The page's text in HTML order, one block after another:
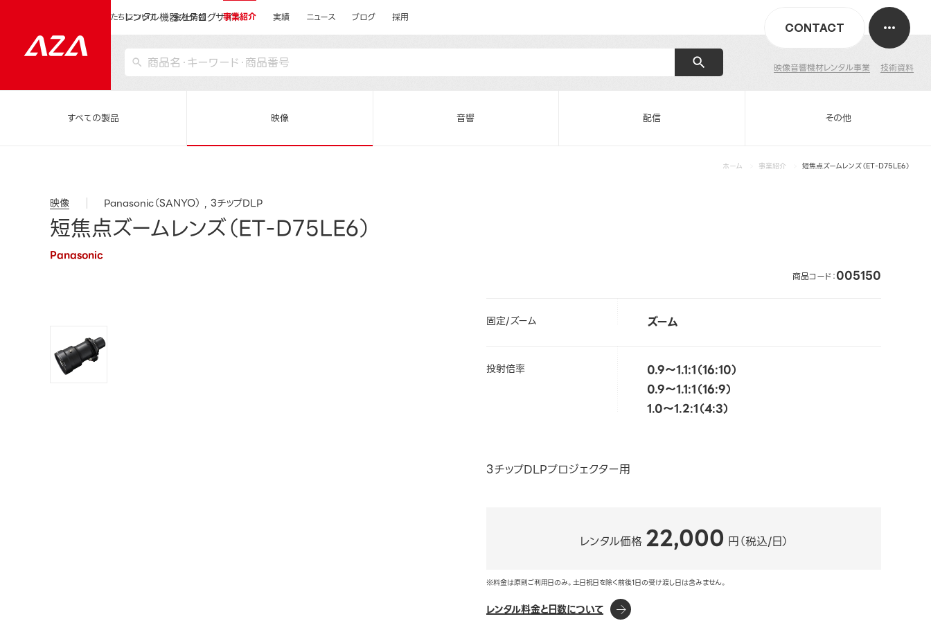
レンタル機器カタログサイト
映像音響機材レンタル事業 技術資料
CONTACT
私たちについて 会社情報 事業紹介 実績 ニュース ブログ 採用
すべての製品 映像 音響 配信 その他
ホーム 事業紹介 短焦点ズームレンズ（ET-D75LE6）
映像 Panasonic（SANYO） 3チップDLP
短焦点ズームレンズ（ET-D75LE6）
Panasonic
商品コード：005150
固定/ズーム ズーム
投射倍率
0.9～1.1:1（16:10）
0.9～1.1:1（16:9）
1.0～1.2:1（4:3）
3チップDLPプロジェクター用
レンタル価格 22,000 円（税込/日）
※料金は原則ご利用日のみ。土日祝日を除く前後1日の受け渡し日は含みません。
レンタル料金と日数について